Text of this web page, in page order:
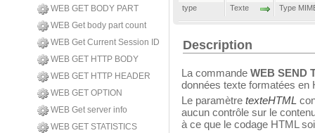
WEB GET BODY PART
WEB Get body part count
WEB Get Current Session ID
WEB GET HTTP BODY
WEB GET HTTP HEADER
WEB GET OPTION
WEB Get server info
WEB GET STATISTICS
type
Texte Type
Description
La commande WEB SEND
données texte formatées en
Le paramètre texteHTML
aucun contrôle sur le
à ce que le codage HTML